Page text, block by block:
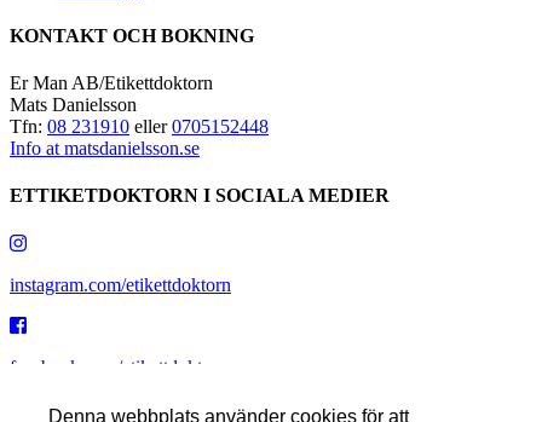
Denna webbplats använder cookies för att
KONTAKT OCH BOKNING
Er Man AB/Etikettdoktorn
Mats Danielsson
Tfn: 08 231910 eller0705152448
Info at matsdanielsson.se
ETTIKETDOKTORN I SOCIALA MEDIER
instagram.com/etikettdoktorn
facebook.com/etikettdoktorn